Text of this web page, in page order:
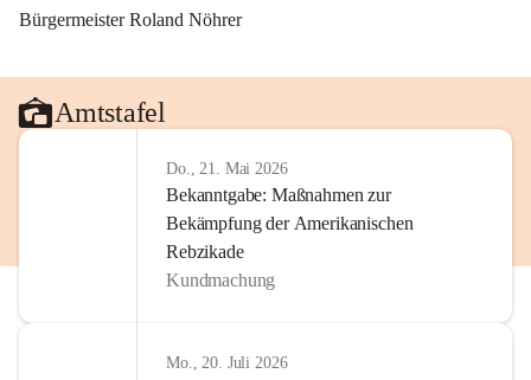
Bürgermeister Roland Nöhrer
Amtstafel
Do., 21. Mai 2026
Bekanntgabe: Maßnahmen zur
Bekämpfung der Amerikanischen
Rebzikade
Kundmachung
Mo., 20. Juli 2026